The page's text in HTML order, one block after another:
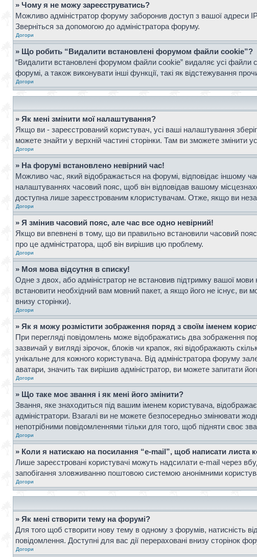
» Чому я не можу зареєструватись?
Можливо адміністратор форуму заборонив доступ з вашої адреси
Зверніться за допомогою до адміністратора форуму.
Догори
» Що робить “Видалити встановлені форумом файли cookie”?
“Видалити встановлені форумом файли cookie” видаляє усі файли
форумі, а також виконувати інші функції, такі як відстежування
Догори
» Як мені змінити мої налаштування?
Якщо ви - зареєстрований користувач, усі ваші налаштування
можете знайти у верхній частині сторінки. Там ви зможете змінити
Догори
» На форумі встановлено невірний час!
Можливо час, який відображається на форумі, відповідає іншому
налаштуваннях часовий пояс, щоб він відповідав вашому
доступна лише зареєстрованим клористувачам. Отже, якщо ви
Догори
» Я змінив часовий пояс, але час все одно невірний!
Якщо ви впевнені в тому, що ви правильно встановили часовий
про це адміністратора, щоб він вирішив цю проблему.
Догори
» Моя мова відсутня в списку!
Одне з двох, або адміністратор не встановив підтримку вашої
встановити необхідний вам мовний пакет, а якщо його не існує,
внизу сторінки).
Догори
» Як я можу розмістити зображення поряд з своїм іменем
При перегляді повідомлень може відображатись два зображення
зазвичай у вигляді зірочок, блоків чи крапок, які відображають
унікальне для кожного користувача. Від адміністратора форуму
аватари, значить так вирішив адміністратор, ви можете запитати
Догори
» Що таке моє звання і як мені його змінити?
Звання, яке знаходиться під вашим іменем користувача,
адміністратори. Взагалі ви не можете безпосередньо змінювати
непотрібними повідомленнями тільки для того, щоб підняти своє
Догори
» Коли я натискаю на посилання “e-mail”, щоб написати листа
Лише зареєстровані користувачі можуть надсилати e-mail через
запобігання зловживанню поштовою системою анонімними
Догори
» Як мені створити тему на форумі?
Для того щоб створити нову тему в одному з форумів, натисність
повідомлення. Доступні для вас дії перераховані внизу сторінок
Догори